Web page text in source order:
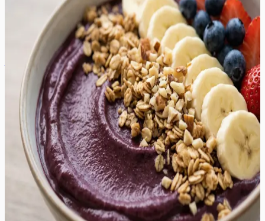
Acai bowl
Acai bowl on lummavalt samasugune kui pehme jäätis,
pakkudes sügavat marjast maitset ja värskendavat
jahedust. Selle tekstuur on tihe, kreemjas ja sametine,
sulades suus ning jättes järele kergelt hapuka, kuid
samas magusa järelmaitse. Roa sügav lilla värvus on
visuaalselt kütkestav ning värskete puuviljade aroom
täidab ruumi kohe pärast blenderdamist. See on
suurepärane valik tervislikuks hommikusöögiks või
toitvaks vahepalaks soojadel suvepäevadel, pakkudes
kehale vajalikke antioksüdante ja häid rasvu. Marjane
põhi sobib ideaalselt kokku krõbeda granola, pähklite ja
mahlaste puuviljaviiludega, luues täiusliku kontrasti
pehme smuuti ja krõmpsuvate lisandite vahel. See on
ideaalne roog neile, kes hindavad puhast toitu ja
soovivad alustada päeva energiliselt ilma rasket tunnet
tekitamata.